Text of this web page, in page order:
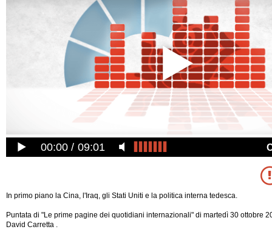
00:00 09:01
In primo piano la Cina, l'Iraq, gli Stati Uniti e la politica interna tedesca.
Puntata di "Le prime pagine dei quotidiani internazionali" di martedì 30 ottobre
David Carretta .